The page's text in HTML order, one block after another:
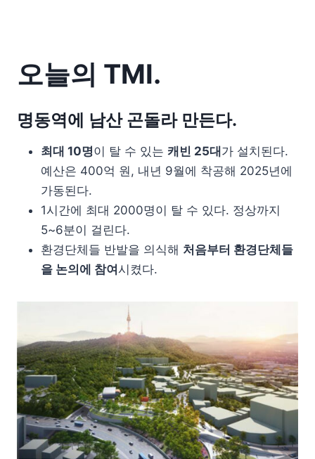
오늘의 TMI.
명동역에 남산 곤돌라 만든다.
최대 10명이 탈 수 있는 캐빈 25대가 설치된다.
예산은 400억 원, 내년 9월에 착공해 2025년에
가동된다.
1시간에 최대 2000명이 탈 수 있다. 정상까지
5~6분이 걸린다.
환경단체들 반발을 의식해 처음부터 환경단체들
을 논의에 참여시켰다.